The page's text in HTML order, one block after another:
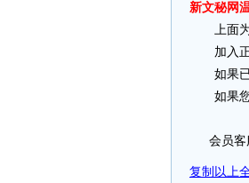
新文秘网
上面为
加入正
如果已
如果您
会员客
复制以上